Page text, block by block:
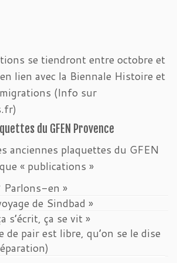
se tiendront entre octobre et
lien avec la Biennale Histoire et
(Info sur
du GFEN Provence
anciennes plaquettes du GFEN
« publications »
Parlons-en »
de Sindbad »
s’écrit, ça se vit »
de pair est libre, qu’on se le dise